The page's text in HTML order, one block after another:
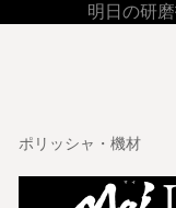
明日の研
ポリッシャ・機材